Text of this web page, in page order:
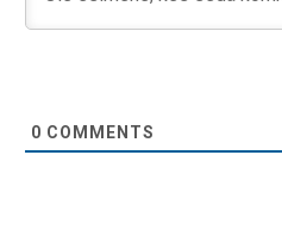
0 COMMENTS